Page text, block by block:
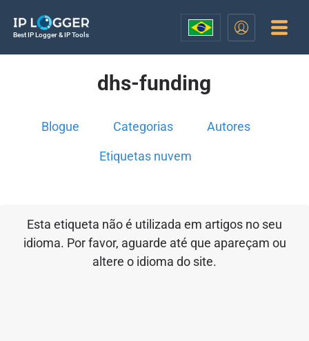
Best IP Logger & IP Tools
dhs-funding
Blogue Categorias Autores
Etiquetas nuvem